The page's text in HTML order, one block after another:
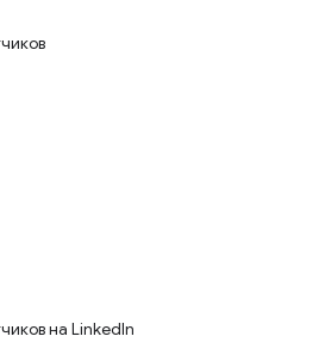
на LinkedIn